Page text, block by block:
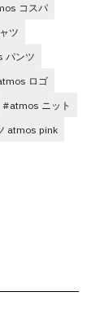
コスパ
ツ
パンツ
ロゴ
#atmos ニット
atmos pink